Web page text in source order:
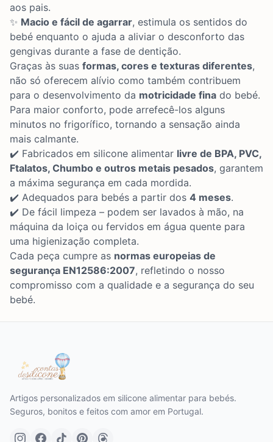
aos pais.
✨ Macio e fácil de agarrar, estimula os sentidos do
bebé enquanto o ajuda a aliviar o desconforto das
gengivas durante a fase de dentição.
Graças às suas formas, cores e texturas diferentes,
não só oferecem alívio como também contribuem
para o desenvolvimento da motricidade fina do bebé.
Para maior conforto, pode arrefecê-los alguns
minutos no frigorífico, tornando a sensação ainda
mais calmante.
✔️ Fabricados em silicone alimentar livre de BPA, PVC,
Ftalatos, Chumbo e outros metais pesados, garantem
a máxima segurança em cada mordida.
✔️ Adequados para bebés a partir dos 4 meses.
✔️ De fácil limpeza – podem ser lavados à mão, na
máquina da loiça ou fervidos em água quente para
uma higienização completa.
Cada peça cumpre as normas europeias de
segurança EN12586:2007, refletindo o nosso
compromisso com a qualidade e a segurança do seu
bebé.
Artigos personalizados em silicone alimentar para bebés.
Seguros, bonitos e feitos com amor em Portugal.